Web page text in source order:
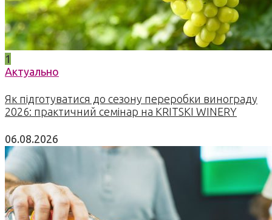
1
Актуально
Як підготуватися до сезону переробки винограду
2026: практичний семінар на KRITSKI WINERY
06.08.2026